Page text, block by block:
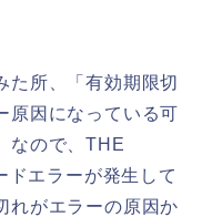
た所、「有効期限切
原因になっている可
なので、THE
エラーが発生して
れがエラーの原因か